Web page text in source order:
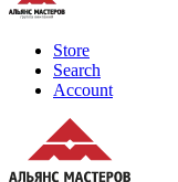
Store
Search
Account